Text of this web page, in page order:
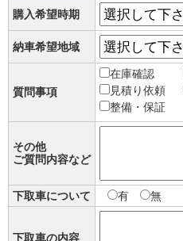
購入希望時期
納車希望地域
質問事項
在庫確認
見積り依頼
整備・保証
その他
ご質問内容など
下取車について 有 無
下取車の内容